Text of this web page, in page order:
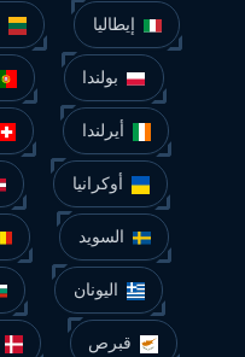
إيطاليا
بولندا
أيرلندا
أوكرانيا
السويد
اليونان
قبرص